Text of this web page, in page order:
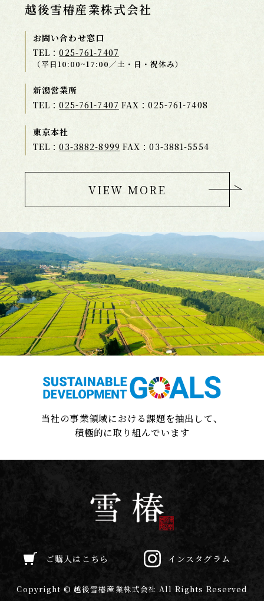
越後雪椿産業株式会社
お問い合わせ窓口
TEL：025-761-7407
（平日10:00~17:00／土・日・祝休み）
新潟営業所
TEL：025-761-7407 FAX：025-761-7408
東京本社
TEL：03-3882-8999 FAX：03-3881-5554
VIEW MORE
当社の事業領域における課題を抽出して、
積極的に取り組んでいます
ご購入はこちら インスタグラム
Copyright © 越後雪椿産業株式会社 All Rights Reserved